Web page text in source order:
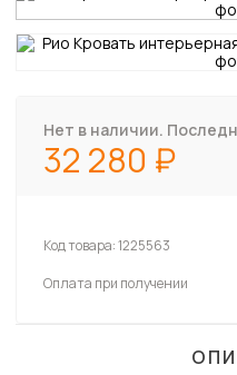
Нет в наличии.
32 280
Код товара:1225563
Оплата при получении